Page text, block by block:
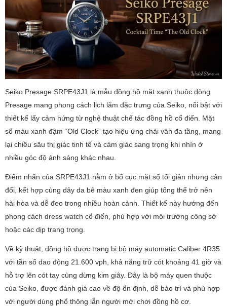
Seiko Presage SRPE43J1 là mẫu đồng hồ mặt xanh thuộc dòng
Presage mang phong cách lịch lãm đặc trưng của Seiko, nổi bật với
thiết kế lấy cảm hứng từ nghệ thuật chế tác đồng hồ cổ điển. Mặt
số màu xanh đậm “Old Clock” tạo hiệu ứng chải vân đa tầng, mang
lại chiều sâu thị giác tinh tế và cảm giác sang trọng khi nhìn ở
nhiều góc độ ánh sáng khác nhau.
Điểm nhấn của SRPE43J1 nằm ở bố cục mặt số tối giản nhưng cân
đối, kết hợp cùng dây da bê màu xanh đen giúp tổng thể trở nên
hài hòa và dễ đeo trong nhiều hoàn cảnh. Thiết kế này hướng đến
phong cách dress watch cổ điển, phù hợp với môi trường công sở
hoặc các dịp trang trọng.
Về kỹ thuật, đồng hồ được trang bị bộ máy automatic Caliber 4R35
với tần số dao động 21.600 vph, khả năng trữ cót khoảng 41 giờ và
hỗ trợ lên cót tay cùng dừng kim giây. Đây là bộ máy quen thuộc
của Seiko, được đánh giá cao về độ ổn định, dễ bảo trì và phù hợp
với người dùng phổ thông lẫn người mới chơi đồng hồ cơ.